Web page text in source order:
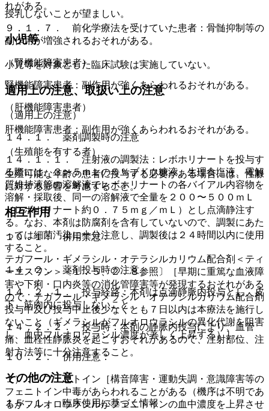
授乳しないことが望ましい。
小児等
小児等を対象とした臨床試験は実施していない。
適用上の注意、取扱い上の注意
（適用上の注意）
１４．１． 薬剤調製時の注意
１４．１．１． 注射液の調製法：レボホリナートを投与す
る際には、３〜５ｍＬの５％ブドウ糖液、生理食塩液、電解
質維持液等の溶解液でレボホリナートの各バイアル内容物を
溶解・採取後、同一の溶解液で全量を２００〜５００ｍＬ
（レボホリナート約０．７５ｍｇ／ｍＬ）とし点滴静注す
る。なお、本剤は防腐剤を含有していないので、調製にあた
っては細菌汚染に十分注意し、調製後は２４時間以内に使用
すること。
１４．２． 薬剤投与時の注意
１４．２．１． 投与経路：本剤は点滴静脈内投与とし、皮
下、筋肉内に投与しないこと。
１４．２．２． 投与時：本剤の静脈内投与により、血管
痛、血栓性静脈炎を起こすおそれがあるので、注射部位、注
射方法等に十分注意すること。
その他の注意
１５．１． 臨床使用に基づく情報
れがある。
９．１．７． 前化学療法を受けていた患者：骨髄抑制等の
副作用が増強されるおそれがある。
（腎機能障害患者）
腎機能障害患者：副作用が強くあらわれるおそれがある。
（肝機能障害患者）
肝機能障害患者：副作用が強くあらわれるおそれがある。
（生殖能を有する者）
生殖可能な年齢の患者に投与する必要がある場合には、性腺
に対する影響を考慮すること。
相互作用
１０．１． 併用禁忌：
テガフール・ギメラシル・オテラシルカリウム配合剤＜ティ
ーエスワン＞〔１．５、２．８参照〕［早期に重篤な血液障
害や下痢・口内炎等の消化管障害等が発現するおそれがある
ので、テガフール・ギメラシル・オテラシルカリウム配合剤
投与中及び投与中止後少なくとも７日以内は本療法を施行し
ないこと（ギメラシルがフルオロウラシルの異化代謝を阻害
し、血中フルオロウラシル濃度が著しく上昇する）］。
１０．２． 併用注意：
１）． フェニトイン［構音障害・運動失調・意識障害等の
フェニトイン中毒があらわれることがある（機序は不明であ
るがフルオロウラシルがフェニトインの血中濃度を上昇させ